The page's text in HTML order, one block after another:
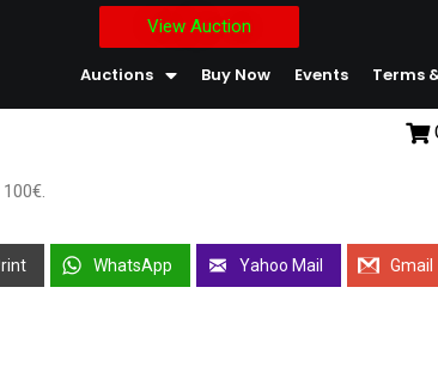
View Auction
Auctions Buy Now Events Terms
WhatsApp Yahoo Mail Gmail